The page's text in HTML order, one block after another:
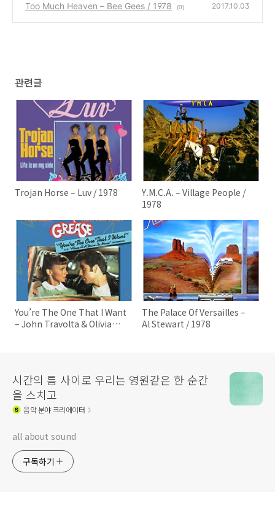
(0)
Too Much Heaven – Bee Gees / 1978 (0) 2017.10.03
관련글
Trojan Horse – Luv / 1978
Y.M.C.A. – Village People /
1978
You’re The One That I Want
– John Travolta & Olivia
The Palace Of Versailles –
Al Stewart / 1978
시간의 틈 사이로 우리는 영원같은 한 순간
을 스치고
음악분야 크리에이터
all about sound
구독하기